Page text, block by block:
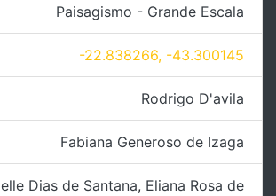
Paisagismo - Grande Escala
-22.838266, -43.300145
Rodrigo D'avila
Fabiana Generoso de Izaga
Dias de Santana, Eliana Rosa de